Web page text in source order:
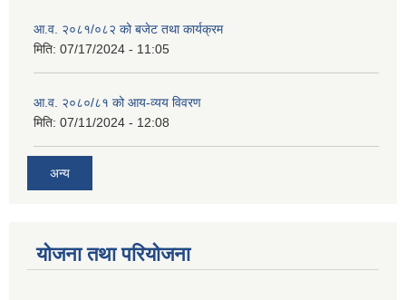
आ.व. २०८१/०८२ को बजेट तथा कार्यक्रम
मिति: 07/17/2024 - 11:05
आ.व. २०८०/८१ को आय-व्यय विवरण
मिति: 07/11/2024 - 12:08
अन्य
योजना तथा परियोजना